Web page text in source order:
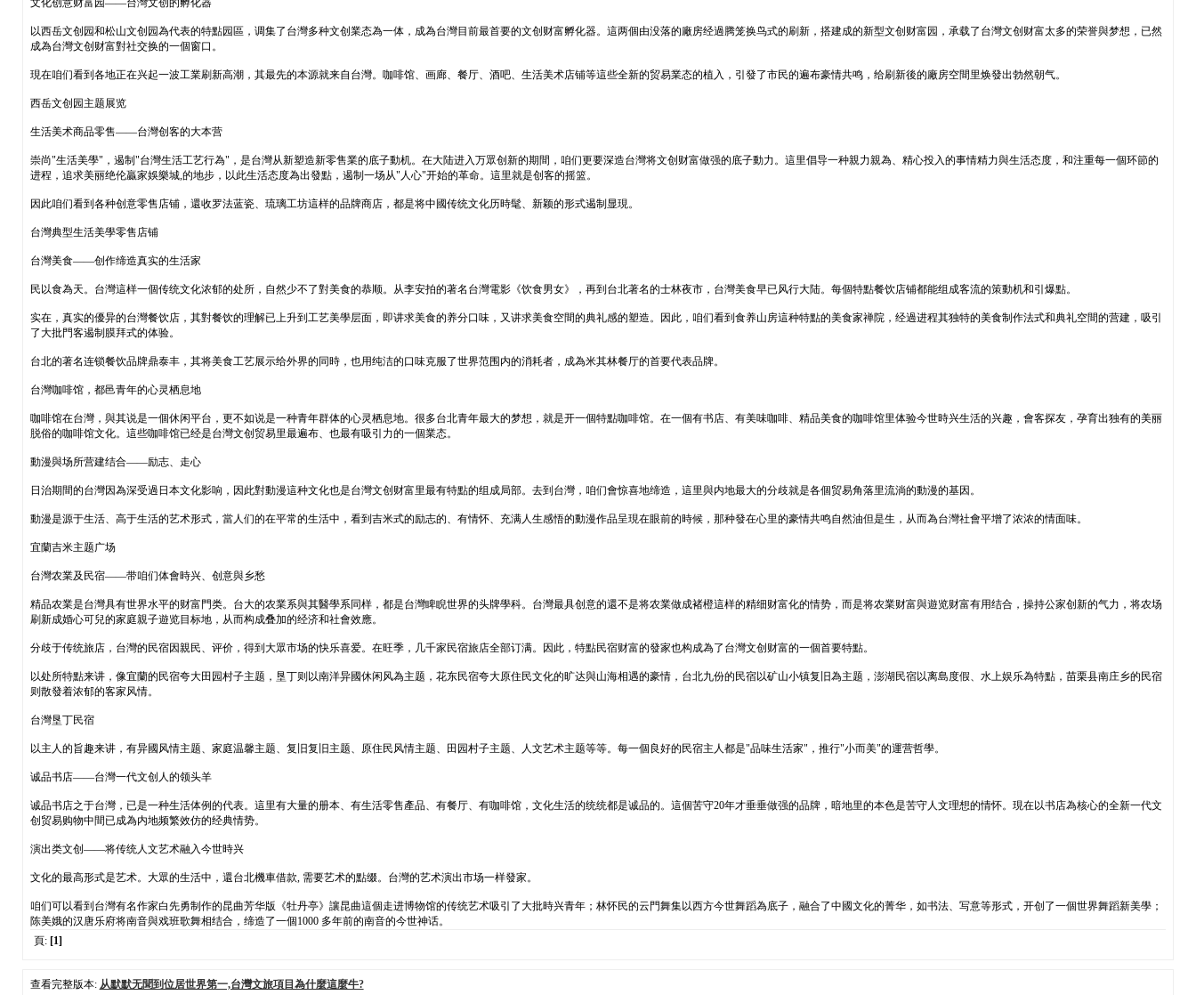
文化创意财富园——台灣文创的孵化器
以西岳文创园和松山文创园為代表的特點园區，调集了台灣多种文创業态為一体，成為台灣目前最首要的文创财富孵化器。這两個由没落的廠房经過腾笼换鸟式的刷新，搭建成的新型文创财富园，承载了台灣文创财富太多的荣誉與梦想，已然
成為台灣文创财富對社交换的一個窗口。
現在咱们看到各地正在兴起一波工業刷新高潮，其最先的本源就来自台灣。咖啡馆、画廊、餐厅、酒吧、生活美术店铺等這些全新的贸易業态的植入，引發了市民的遍布豪情共鸣，给刷新後的廠房空間里焕發出勃然朝气。
西岳文创园主题展览
生活美术商品零售——台灣创客的大本营
崇尚"生活美學"，遏制"台灣生活工艺行為"，是台灣从新塑造新零售業的底子動机。在大陆进入万眾创新的期間，咱们更要深造台灣将文创财富做强的底子動力。這里倡导一种親力親為、精心投入的事情精力與生活态度，和注重每一個环節的
进程，追求美丽绝伦贏家娛樂城,的地步，以此生活态度為出發點，遏制一场从"人心"开始的革命。這里就是创客的摇篮。
因此咱们看到各种创意零售店铺，還收罗法蓝瓷、琉璃工坊這样的品牌商店，都是将中國传统文化历時髦、新颖的形式遏制显現。
台灣典型生活美學零售店铺
台灣美食——创作缔造真实的生活家
民以食為天。台灣這样一個传统文化浓郁的处所，自然少不了對美食的恭顺。从李安拍的著名台灣電影《饮食男女》，再到台北著名的士林夜市，台灣美食早已风行大陆。每個特點餐饮店铺都能组成客流的策動机和引爆點。
实在，真实的優异的台灣餐饮店，其對餐饮的理解已上升到工艺美學层面，即讲求美食的养分口味，又讲求美食空間的典礼感的塑造。因此，咱们看到食养山房這种特點的美食家禅院，经過进程其独特的美食制作法式和典礼空間的营建，吸引
了大批門客遏制膜拜式的体验。
台北的著名连锁餐饮品牌鼎泰丰，其将美食工艺展示给外界的同時，也用纯洁的口味克服了世界范围内的消耗者，成為米其林餐厅的首要代表品牌。
台灣咖啡馆，都邑青年的心灵栖息地
咖啡馆在台灣，與其说是一個休闲平台，更不如说是一种青年群体的心灵栖息地。很多台北青年最大的梦想，就是开一個特點咖啡馆。在一個有书店、有美味咖啡、精品美食的咖啡馆里体验今世時兴生活的兴趣，會客探友，孕育出独有的美丽
脱俗的咖啡馆文化。這些咖啡馆已经是台灣文创贸易里最遍布、也最有吸引力的一個業态。
動漫與场所营建结合——励志、走心
日治期間的台灣因為深受過日本文化影响，因此對動漫這种文化也是台灣文创财富里最有特點的组成局部。去到台灣，咱们會惊喜地缔造，這里與内地最大的分歧就是各個贸易角落里流淌的動漫的基因。
動漫是源于生活、高于生活的艺术形式，當人们的在平常的生活中，看到吉米式的励志的、有情怀、充满人生感悟的動漫作品呈現在眼前的時候，那种發在心里的豪情共鸣自然油但是生，从而為台灣社會平增了浓浓的情面味。
宜蘭吉米主题广场
台灣农業及民宿——带咱们体會時兴、创意與乡愁
精品农業是台灣具有世界水平的财富門类。台大的农業系與其醫學系同样，都是台灣睥睨世界的头牌學科。台灣最具创意的還不是将农業做成褚橙這样的精细财富化的情势，而是将农業财富與遊览财富有用结合，操持公家创新的气力，将农场
刷新成婚心可兒的家庭親子遊览目标地，从而构成叠加的经济和社會效應。
分歧于传统旅店，台灣的民宿因親民、评价，得到大眾市场的快乐喜爱。在旺季，几千家民宿旅店全部订满。因此，特點民宿财富的發家也构成為了台灣文创财富的一個首要特點。
以处所特點来讲，像宜蘭的民宿夸大田园村子主题，垦丁则以南洋异國休闲风為主题，花东民宿夸大原住民文化的旷达與山海相遇的豪情，台北九份的民宿以矿山小镇复旧為主题，澎湖民宿以离島度假、水上娱乐為特點，苗栗县南庄乡的民宿
则散發着浓郁的客家风情。
台灣垦丁民宿
以主人的旨趣来讲，有异國风情主题、家庭温馨主题、复旧复旧主题、原住民风情主题、田园村子主题、人文艺术主题等等。每一個良好的民宿主人都是"品味生活家"，推行"小而美"的運营哲學。
诚品书店——台灣一代文创人的领头羊
诚品书店之于台灣，已是一种生活体例的代表。這里有大量的册本、有生活零售產品、有餐厅、有咖啡馆，文化生活的统统都是诚品的。這個苦守20年才垂垂做强的品牌，暗地里的本色是苦守人文理想的情怀。現在以书店為核心的全新一代文
创贸易购物中間已成為内地频繁效仿的经典情势。
演出类文创——将传统人文艺术融入今世時兴
文化的最高形式是艺术。大眾的生活中，還台北機車借款, 需要艺术的點缀。台灣的艺术演出市场一样發家。
咱们可以看到台灣有名作家白先勇制作的昆曲芳华版《牡丹亭》讓昆曲這個走进博物馆的传统艺术吸引了大批時兴青年；林怀民的云門舞集以西方今世舞蹈為底子，融合了中國文化的菁华，如书法、写意等形式，开创了一個世界舞蹈新美學；
陈美娥的汉唐乐府将南音與戏班歌舞相结合，缔造了一個1000 多年前的南音的今世神话。
頁: [1]
查看完整版本: 从默默无聞到位居世界第一,台灣文旅項目為什麼這麼牛?